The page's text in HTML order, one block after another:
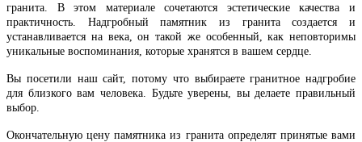
гранита. В этом материале сочетаются эстетические качества и
практичность. Надгробный памятник из гранита создается и
устанавливается на века, он такой же особенный, как неповторимы
уникальные воспоминания, которые хранятся в вашем сердце.
Вы посетили наш сайт, потому что выбираете гранитное надгробие
для близкого вам человека. Будьте уверены, вы делаете правильный
выбор.
Окончательную цену памятника из гранита определят принятые вами